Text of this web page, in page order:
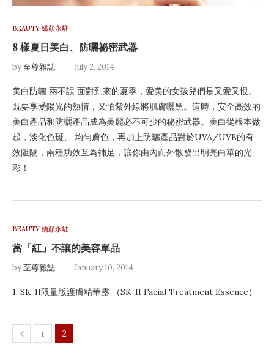
BEAUTY 嬌顏永駐
8 樣夏日美白、防曬祕密武器
by至尊雜誌 July 2, 2014
美白防曬 兩不誤 面對到來的夏季，愛美的女孩兒們是又愛又恨。
既要享受陽光的熱情，又怕紫外線將肌膚曬黑。這時，安全高效的
美白產品和防曬產品成為美麗必不可少的秘密武器。美白從根本做
起，淡化色斑、 均勻膚色，再加上防曬產品對於UVA/UVB的有
效阻隔，兩種功效互為補足，讓你由內而外散發出明亮白華的光
彩！
BEAUTY 嬌顏永駐
當「紅」不讓的美容單品
by至尊雜誌 January 10, 2014
1. SK-II限量版護膚精華露 （SK-II Facial Treatment Essence）
1 2